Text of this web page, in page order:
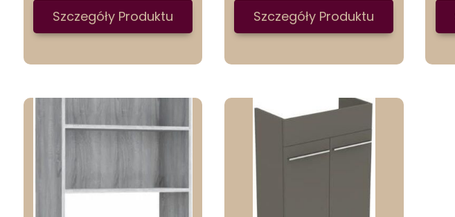
Szczegóły Produktu Szczegóły Produktu